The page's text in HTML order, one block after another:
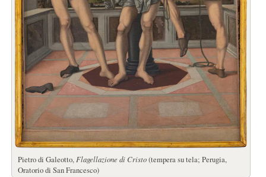
Pietro di Galeotto, Flagellazione di Cristo(tempera su tela; Perugia,
Oratorio di San Francesco)